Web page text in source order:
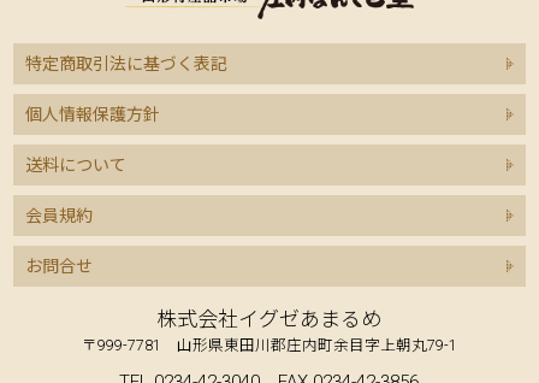
特定商取引法に基づく表記
個人情報保護方針
送料について
会員規約
お問合せ
株式会社イグゼあまるめ
〒999-7781 山形県東田川郡庄内町余目字上朝丸79-1